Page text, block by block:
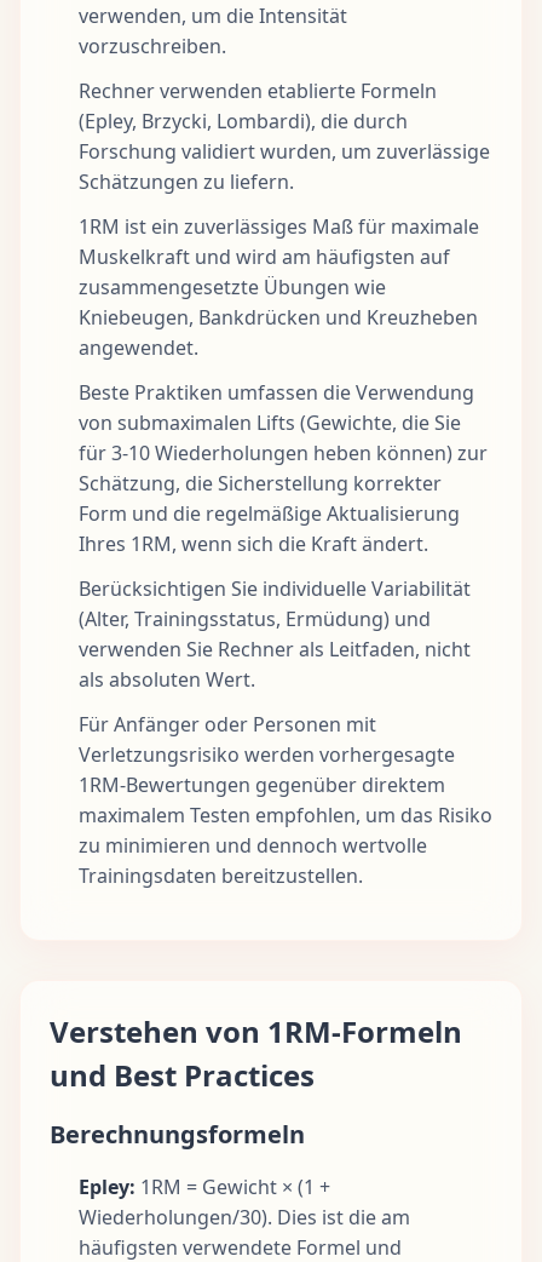
verwenden, um die Intensität
vorzuschreiben.
Rechner verwenden etablierte Formeln
(Epley, Brzycki, Lombardi), die durch
Forschung validiert wurden, um zuverlässige
Schätzungen zu liefern.
1RM ist ein zuverlässiges Maß für maximale
Muskelkraft und wird am häufigsten auf
zusammengesetzte Übungen wie
Kniebeugen, Bankdrücken und Kreuzheben
angewendet.
Beste Praktiken umfassen die Verwendung
von submaximalen Lifts (Gewichte, die Sie
für 3-10 Wiederholungen heben können) zur
Schätzung, die Sicherstellung korrekter
Form und die regelmäßige Aktualisierung
Ihres 1RM, wenn sich die Kraft ändert.
Berücksichtigen Sie individuelle Variabilität
(Alter, Trainingsstatus, Ermüdung) und
verwenden Sie Rechner als Leitfaden, nicht
als absoluten Wert.
Für Anfänger oder Personen mit
Verletzungsrisiko werden vorhergesagte
1RM-Bewertungen gegenüber direktem
maximalem Testen empfohlen, um das Risiko
zu minimieren und dennoch wertvolle
Trainingsdaten bereitzustellen.
Verstehen von 1RM-Formeln
und Best Practices
Berechnungsformeln
Epley: 1RM = Gewicht × (1 +
Wiederholungen/30). Dies ist die am
häufigsten verwendete Formel und